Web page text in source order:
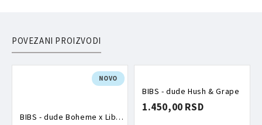
POVEZANI PROIZVODI
NOVO
BIBS - dude Boheme x Liberty Oscar Meadow Blossom mix
BIBS - dude Hush & Grape
1.450,00 RSD